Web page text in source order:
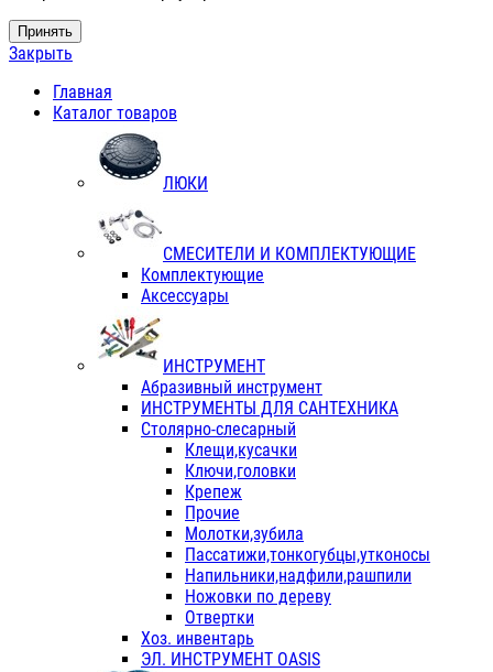
Принять
Закрыть
Главная
Каталог товаров
ЛЮКИ
СМЕСИТЕЛИ И КОМПЛЕКТУЮЩИЕ
Комплектующие
Аксессуары
ИНСТРУМЕНТ
Абразивный инструмент
ИНСТРУМЕНТЫ ДЛЯ САНТЕХНИКА
Столярно-слесарный
Клещи,кусачки
Ключи,головки
Крепеж
Прочие
Молотки,зубила
Пассатижи,тонкогубцы,утконосы
Напильники,надфили,рашпили
Ножовки по дереву
Отвертки
Хоз. инвентарь
ЭЛ. ИНСТРУМЕНТ OASIS